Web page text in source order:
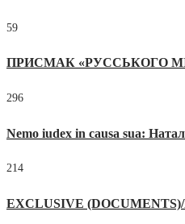
59
ПРИСМАК «РУССЬКОГО МІРА»
296
Nemo iudex in causa sua:
214
EXCLUSIVE